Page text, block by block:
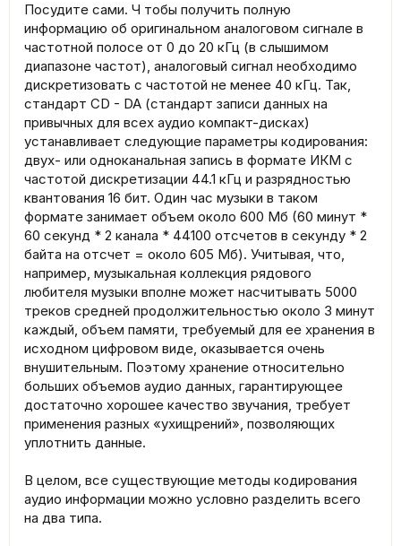
Посудите сами. Ч тобы получить полную
информацию об оригинальном аналоговом сигнале в
частотной полосе от 0 до 20 кГц (в слышимом
диапазоне частот), аналоговый сигнал необходимо
дискретизовать с частотой не менее 40 кГц. Так,
стандарт CD - DA (стандарт записи данных на
привычных для всех аудио компакт-дисках)
устанавливает следующие параметры кодирования:
двух- или одноканальная запись в формате ИКМ с
частотой дискретизации 44.1 кГц и разрядностью
квантования 16 бит. Один час музыки в таком
формате занимает объем около 600 Мб (60 минут *
60 секунд * 2 канала * 44100 отсчетов в секунду * 2
байта на отсчет = около 605 Мб). Учитывая, что,
например, музыкальная коллекция рядового
любителя музыки вполне может насчитывать 5000
треков средней продолжительностью около 3 минут
каждый, объем памяти, требуемый для ее хранения в
исходном цифровом виде, оказывается очень
внушительным. Поэтому хранение относительно
больших объемов аудио данных, гарантирующее
достаточно хорошее качество звучания, требует
применения разных «ухищрений», позволяющих
уплотнить данные.
В целом, все существующие методы кодирования
аудио информации можно условно разделить всего
на два типа.